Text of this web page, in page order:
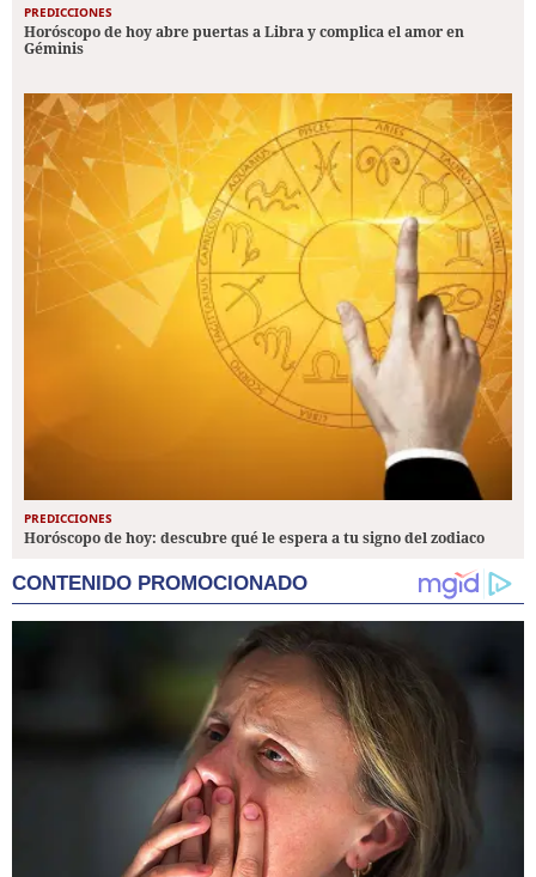
PREDICCIONES
Horóscopo de hoy abre puertas a Libra y complica el amor en
Géminis
PREDICCIONES
Horóscopo de hoy: descubre qué le espera a tu signo del zodiaco
CONTENIDO PROMOCIONADO